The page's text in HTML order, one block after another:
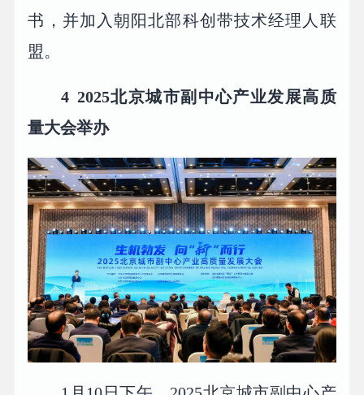
书，并加入朝阳北部科创带技术经理人联
盟。
4 2025北京城市副中心产业发展高质
量大会举办